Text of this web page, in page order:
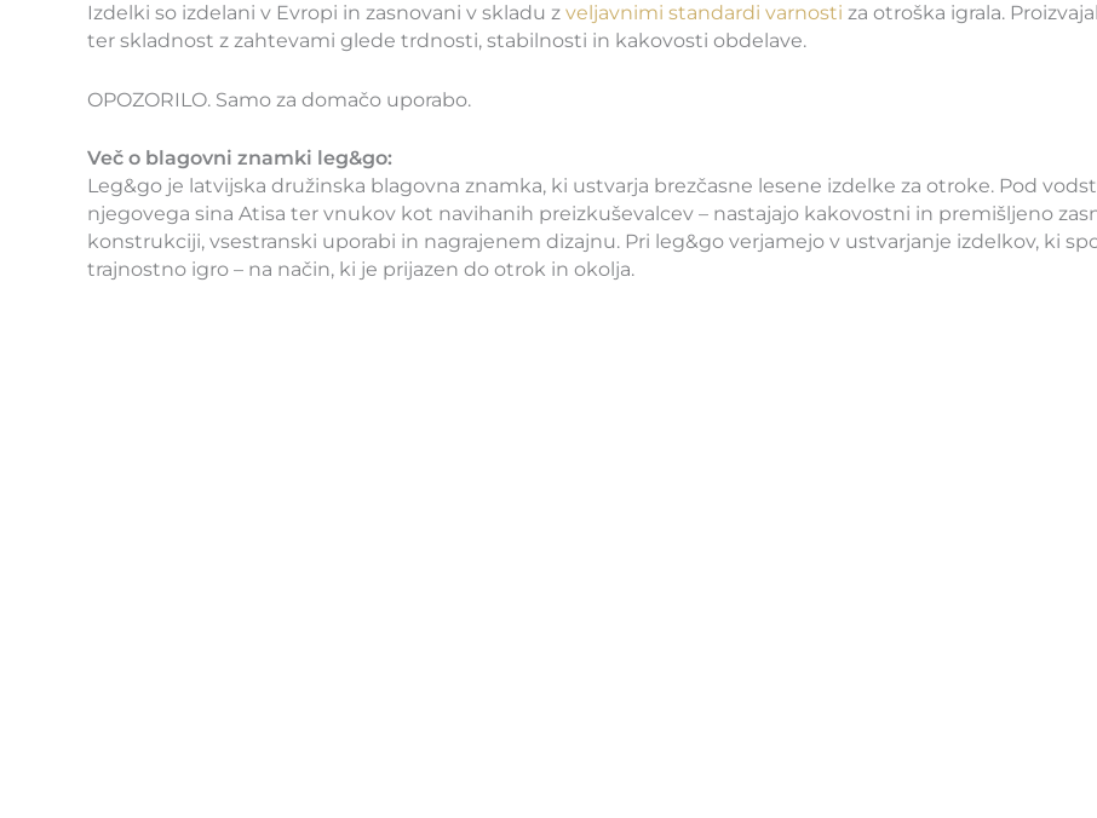
Izdelki so izdelani v Evropi in zasnovani v skladu z veljavnimi standardi varnosti za otroška igrala.
ter skladnost z zahtevami glede trdnosti, stabilnosti in kakovosti obdelave.
OPOZORILO. Samo za domačo uporabo.
Več o blagovni znamki leg&go:
Leg&go je latvijska družinska blagovna znamka, ki ustvarja brezčasne lesene izdelke za otroke. Pod
njegovega sina Atisa ter vnukov kot navihanih preizkuševalcev – nastajajo kakovostni in premišljeno
konstrukciji, vsestranski uporabi in nagrajenem dizajnu. Pri leg&go verjamejo v ustvarjanje izdelkov, ki
trajnostno igro – na način, ki je prijazen do otrok in okolja.